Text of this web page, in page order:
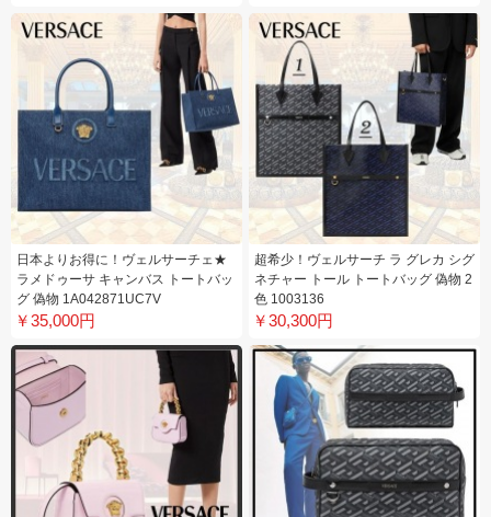
日本よりお得に！ヴェルサーチェ★
ラメドゥーサ キャンバス トートバッ
グ 偽物 1A042871UC7V
￥35,000円
超希少！ヴェルサーチ ラ グレカ シグ
ネチャー トール トートバッグ 偽物 2
色 1003136
￥30,300円